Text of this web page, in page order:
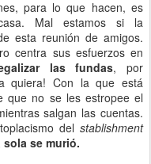
para lo que hacen, es
Mal estamos si la
esta reunión de amigos.
centra sus esfuerzos en
las fundas, por
quiera! Con la que está
que no se les estropee el
salgan las cuentas.
del stablishment
se murió.